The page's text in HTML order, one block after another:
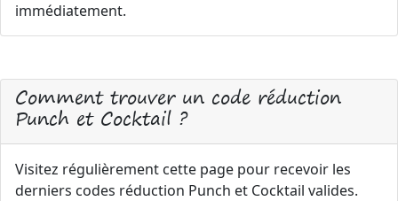
immédiatement.
Comment trouver un code réduction
Punch et Cocktail ?
Visitez régulièrement cette page pour recevoir les
derniers codes réduction Punch et Cocktail valides.